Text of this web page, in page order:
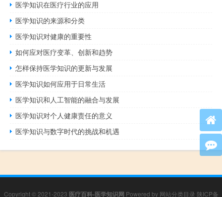
医学知识在医疗行业的应用
医学知识的来源和分类
医学知识对健康的重要性
如何应对医疗变革、创新和趋势
怎样保持医学知识的更新与发展
医学知识如何应用于日常生活
医学知识和人工智能的融合与发展
医学知识对个人健康责任的意义
医学知识与数字时代的挑战和机遇
Copyright © 2021-2023 医疗百科-医学知识网 Powered by 网站分类目录 陕ICP备